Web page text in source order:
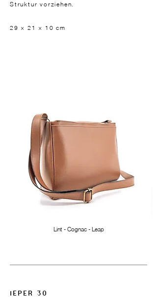
Struktur vorziehen.
29 × 21 × 10 cm
Lint - Cognac - Leap
IEPER 30